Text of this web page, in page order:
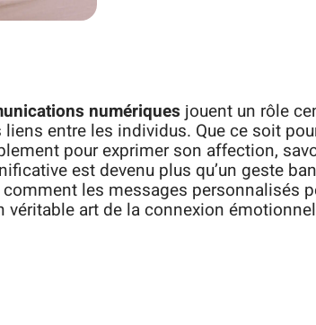
numériques jouent un rôle
entre les individus. Que ce soit
pour exprimer son affection,
est devenu plus qu’un geste
les messages personnalisés
art de la connexion